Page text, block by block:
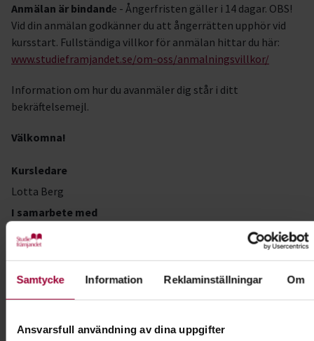
Samtycke Information Reklaminställningar Om
Ansvarsfull användning av dina uppgifter
Anmälan är bindande - Ångerfristen gäller i 14 dagar. OBS!
Vid din anmälan godkänner du att ångerrätten upphör vid
kursstart. Fullständiga villkor för anmälan hittar du här:
www.studieframjandet.se/om-oss/anmalningsvillkor/
Information om hur du avanmäler dig står i ditt
bekräftelsemejl.
Välkomna!
Kursledare
Lotta Berg
I samarbete med
SBK Oskarshamns Brukshundklubb
Kontakt
Carina Andersson